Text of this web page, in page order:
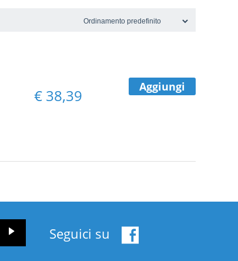
€ 38,39 Aggiungi
Seguici su